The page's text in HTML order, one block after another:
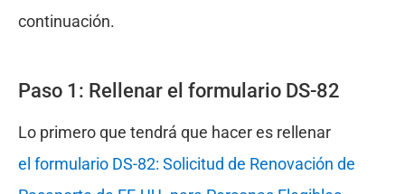
continuación.
Paso 1: Rellenar el formulario DS-82
Lo primero que tendrá que hacer es rellenar
el formulario DS-82: Solicitud de Renovación de